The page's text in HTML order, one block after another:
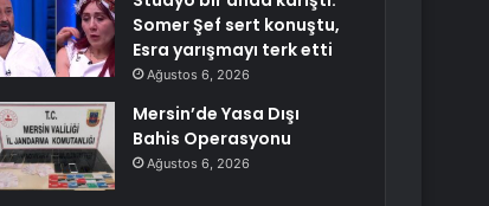
Somer Şef sert konuştu,
Esra yarışmayı terk etti
Ağustos 6, 2026
Mersin’de Yasa Dışı
Bahis Operasyonu
Ağustos 6, 2026